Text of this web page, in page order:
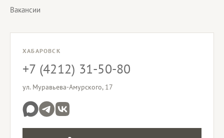
Вакансии
ХАБАРОВСК
+7 (4212) 31-50-80
ул. Муравьева-Амурского, 17